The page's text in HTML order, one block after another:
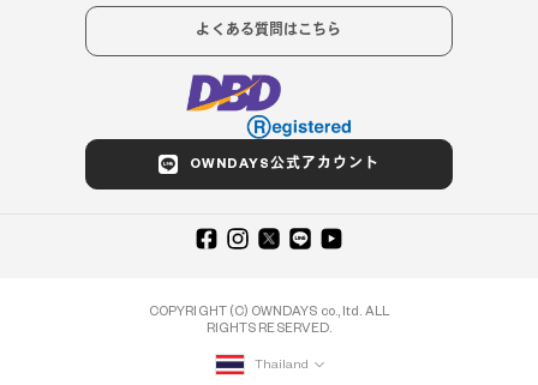
よくある質問はこちら
OWNDAYS公式アカウント
COPYRIGHT (C) OWNDAYS co., ltd. ALL
RIGHTS RESERVED.
Thailand